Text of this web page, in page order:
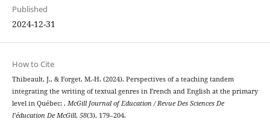
Published
2024-12-31
How to Cite
Thibeault, J., & Forget, M.-H. (2024). Perspectives of a teaching tandem
integrating the writing of textual genres in French and English at the primary
level in Québec: . McGill Journal of Education / Revue Des Sciences De
l’éducation De McGill, 58(3), 179–204.